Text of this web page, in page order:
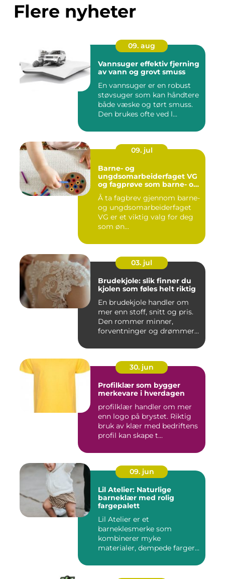
Flere nyheter
09. aug
Vannsuger effektiv fjerning
av vann og grovt smuss
En vannsuger er en robust
støvsuger som kan håndtere
både væske og tørt smuss.
Den brukes ofte ved l...
09. jul
Barne- og
ungdsomarbeiderfaget VG
og fagprøve som barne- og
ungdomsarbeider
Å ta fagbrev gjennom barne-
og ungdsomarbeiderfaget
VG er et viktig valg for deg
som øn...
03. jul
Brudekjole: slik finner du
kjolen som føles helt riktig
En brudekjole handler om
mer enn stoff, snitt og pris.
Den rommer minner,
forventninger og drømmer
30. jun
Profilklær som bygger
merkevare i hverdagen
profilklær handler om mer
enn logo på brystet. Riktig
bruk av klær med bedriftens
profil kan skape t...
09. jun
Lil Atelier: Naturlige
barneklær med rolig
fargepalett
Lil Atelier er et
barneklesmerke som
kombinerer myke
materialer, dempede farger